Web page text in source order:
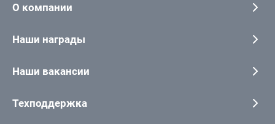
О компании
Наши награды
Наши вакансии
Техподдержка